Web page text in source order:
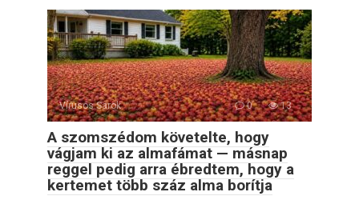
Vírusos Sarok 0 13
A szomszédom követelte, hogy
vágjam ki az almafámat — másnap
reggel pedig arra ébredtem, hogy a
kertemet több száz alma borítja